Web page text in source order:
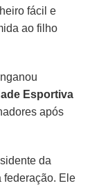
fácil e
ao filho
Esportiva
após
da
federação. Ele